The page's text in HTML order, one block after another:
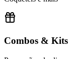
Combos & Kits